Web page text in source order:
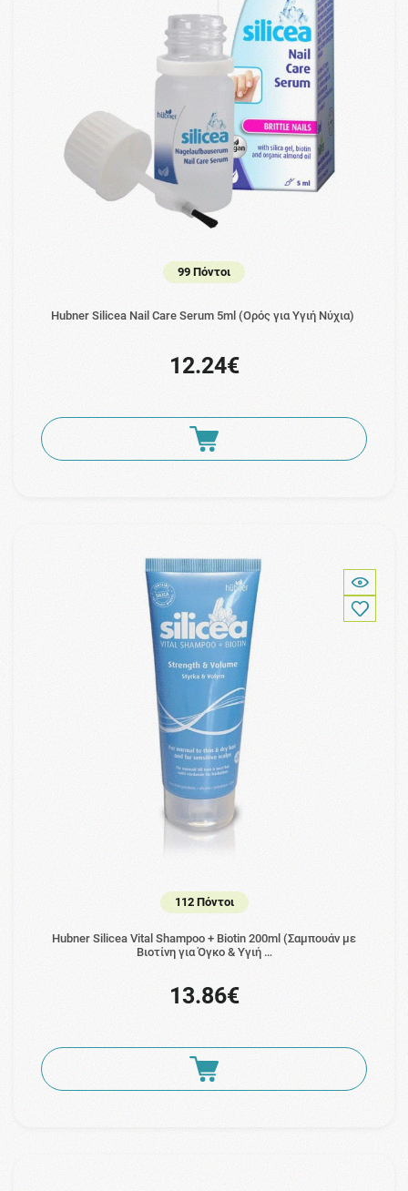
99 Πόντοι
Hubner Silicea Nail Care Serum 5ml (Ορός για Υγιή Νύχια)
12.24€
112 Πόντοι
Hubner Silicea Vital Shampoo + Biotin 200ml (Σαμπουάν με
Βιοτίνη για Όγκο & Υγιή …
13.86€